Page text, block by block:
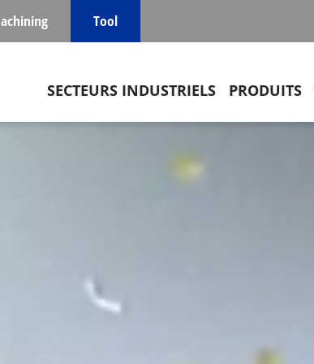
Tool
Main navigation
SECTEURS INDUSTRIELS PRODUITS